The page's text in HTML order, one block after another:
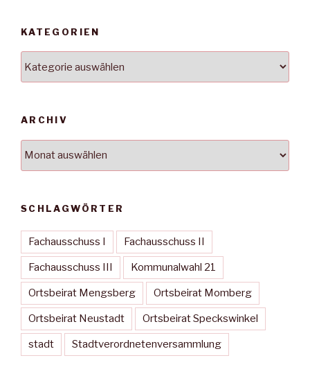
KATEGORIEN
ARCHIV
SCHLAGWÖRTER
Fachausschuss I Fachausschuss II
Fachausschuss III Kommunalwahl 21
Ortsbeirat Mengsberg Ortsbeirat Momberg
Ortsbeirat Neustadt Ortsbeirat Speckswinkel
stadt Stadtverordnetenversammlung